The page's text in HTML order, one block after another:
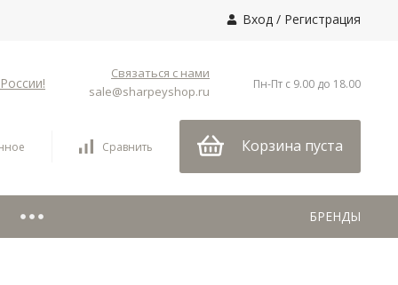
Вход / Регистрация
Связаться с нами
sale@sharpeyshop.ru
Пн-Пт с 9.00 до 18.00
Сравнить Корзина пуста
БРЕНДЫ